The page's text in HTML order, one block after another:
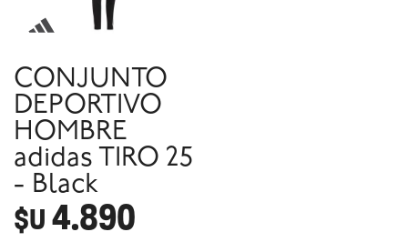
CONJUNTO
DEPORTIVO
HOMBRE
adidas TIRO 25
- Black
$U 4.890